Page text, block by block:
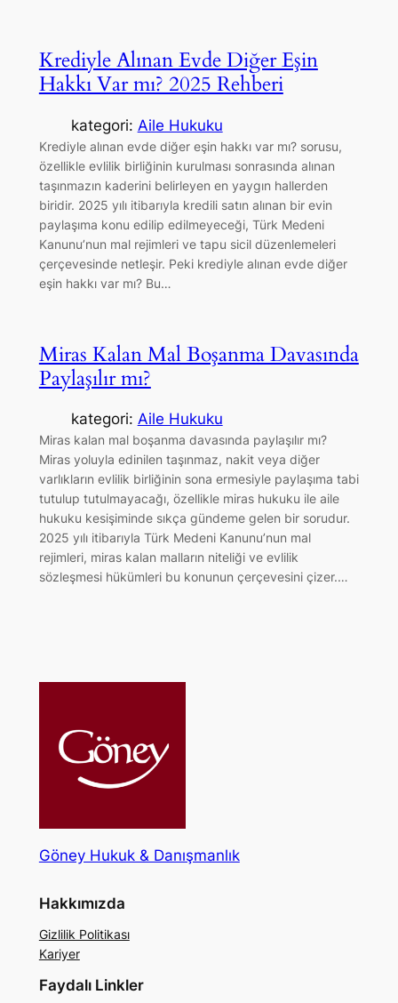
Krediyle Alınan Evde Diğer Eşin
Hakkı Var mı? 2025 Rehberi
kategori: Aile Hukuku
Krediyle alınan evde diğer eşin hakkı var mı? sorusu,
özellikle evlilik birliğinin kurulması sonrasında alınan
taşınmazın kaderini belirleyen en yaygın hallerden
biridir. 2025 yılı itibarıyla kredili satın alınan bir evin
paylaşıma konu edilip edilmeyeceği, Türk Medeni
Kanunu’nun mal rejimleri ve tapu sicil düzenlemeleri
çerçevesinde netleşir. Peki krediyle alınan evde diğer
eşin hakkı var mı? Bu…
Miras Kalan Mal Boşanma Davasında
Paylaşılır mı?
kategori: Aile Hukuku
Miras kalan mal boşanma davasında paylaşılır mı?
Miras yoluyla edinilen taşınmaz, nakit veya diğer
varlıkların evlilik birliğinin sona ermesiyle paylaşıma tabi
tutulup tutulmayacağı, özellikle miras hukuku ile aile
hukuku kesişiminde sıkça gündeme gelen bir sorudur.
2025 yılı itibarıyla Türk Medeni Kanunu’nun mal
rejimleri, miras kalan malların niteliği ve evlilik
sözleşmesi hükümleri bu konunun çerçevesini çizer.…
Göney Hukuk & Danışmanlık
Hakkımızda
Gizlilik Politikası
Kariyer
Faydalı Linkler